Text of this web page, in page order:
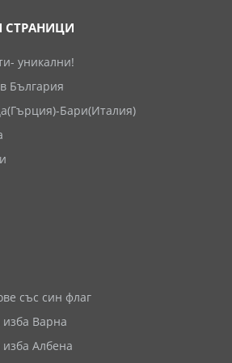
СТРАНИЦИ
уникални!
България
Бари(Италия)
със син флаг
Варна
Албена